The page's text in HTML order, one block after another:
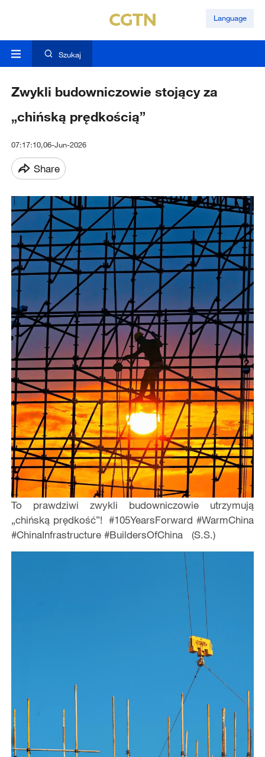
Language
Szukaj
Zwykli budowniczowie stojący za
„chińską prędkością”
07:17:10,06-Jun-2026
Share
To prawdziwi zwykli budowniczowie utrzymują
„chińską prędkość”! #105YearsForward #WarmChina
#ChinaInfrastructure #BuildersOfChina (S.S.)